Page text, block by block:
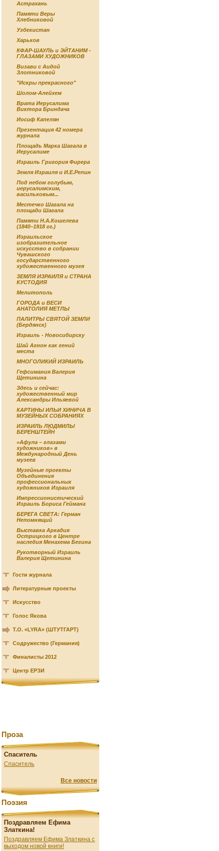
Астрахань
Памяти Веры
Хлебниковой
Узбекистан
Харьков
КФАР-ШАУЛЬ и ЭЙТАНИМ -
ГЛАЗАМИ ХУДОЖНИКОВ
Визави с Аидой
Злотниковой
"Искры прекрасного"
Шолом-Алейхем
Врата Иерусалима
Виктора Бриндача
Иосиф Капелян
Презентация 42 номера
журнала
Площадь Марка Шагала в
Иерусалиме
Израиль Григория Фирера
Земля Израиля и И.Е.Репин
Под небом голубым,
иерусалимским,
васильковым...
Местечко Шагала на
площади Шагала
Памяти Н.А.Кошелева
(1840–1918 гг.)
Израильское
изобразительное
искусство в собрании
Чувашского
государственного
художественного музея
ЗЕМЛЯ ИЗРАИЛЯ и СТРАНА
КУСТОДИЯ
Мелитополь
ГОРОДА и ВЕСИ
АНАТОЛИЯ МЕТЛЫ
ПАЛИТРЫ СВЯТОЙ ЗЕМЛИ
(Бердянск)
Израиль - Новосибирску
Шай Агнон как гений
места
МНОГОЛИКИЙ ИЗРАИЛЬ
Гефсимания Валерия
Щетинина
Здесь и сейчас:
художественный мир
Александры Ильяевой
КАРТИНЫ ИЛЬИ ХИНИЧА В
МУЗЕЙНЫХ СОБРАНИЯХ
ИЗРАИЛЬ ЛЮДМИЛЫ
БЕРЕНШТЕЙН
«Афула – глазами
художников» в
Международный День
музеев
Музейные проекты
Объединения
профессиональных
художников Израиля
Импрессионистический
Израиль Бориса Геймана
БЕРЕГА СВЕТА: Герман
Непомнящий
Выставка Аркадия
Острицкого в Центре
наследия Менахема Бегина
Рукотворный Израиль
Валерия Щетинина
Гости журнала
Литературные проекты
Искусство
Голос Якова
Т.О. «LYRA» (ШТУТГАРТ)
Содружество (Германия)
Финалисты 2012
Центр ЕРЗИ
Проза
Спаситель
Спаситель
Все новости
Поэзия
Поздравляем Ефима
Златкина!
Поздравляем Ефима Златкина с
выходом новой книги!